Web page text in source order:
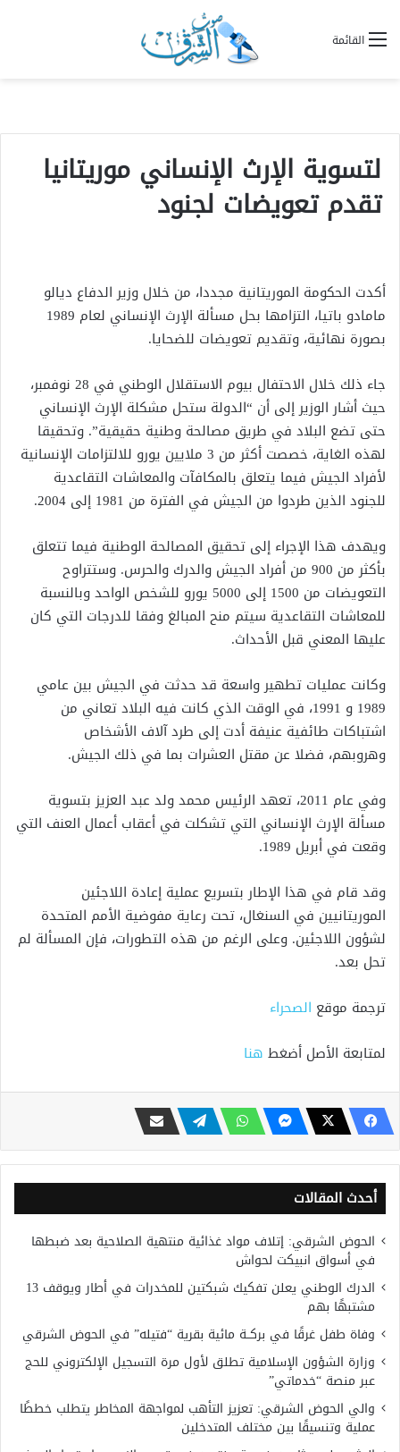
القائمة
لتسوية الإرث الإنساني موريتانيا
تقدم تعويضات لجنود
أكدت الحكومة الموريتانية مجددا، من خلال وزير الدفاع ديالو
مامادو باتيا، التزامها بحل مسألة الإرث الإنساني لعام 1989
بصورة نهائية، وتقديم تعويضات للضحايا.
جاء ذلك خلال الاحتفال بيوم الاستقلال الوطني في 28 نوفمبر،
حيث أشار الوزير إلى أن “الدولة ستحل مشكلة الإرث الإنساني
حتى تضع البلاد في طريق مصالحة وطنية حقيقية”. وتحقيقا
لهذه الغاية، خصصت أكثر من 3 ملايين يورو للالتزامات الإنسانية
لأفراد الجيش فيما يتعلق بالمكافآت والمعاشات التقاعدية
للجنود الذين طردوا من الجيش في الفترة من 1981 إلى 2004.
ويهدف هذا الإجراء إلى تحقيق المصالحة الوطنية فيما تتعلق
بأكثر من 900 من أفراد الجيش والدرك والحرس. وستتراوح
التعويضات من 1500 إلى 5000 يورو للشخص الواحد وبالنسبة
للمعاشات التقاعدية سيتم منح المبالغ وفقا للدرجات التي كان
عليها المعني قبل الأحداث.
وكانت عمليات تطهير واسعة قد حدثت في الجيش بين عامي
1989 و 1991، في الوقت الذي كانت فيه البلاد تعاني من
اشتباكات طائفية عنيفة أدت إلى طرد آلاف الأشخاص
وهروبهم، فضلا عن مقتل العشرات بما في ذلك الجيش.
وفي عام 2011، تعهد الرئيس محمد ولد عبد العزيز بتسوية
مسألة الإرث الإنساني التي تشكلت في أعقاب أعمال العنف التي
وقعت في أبريل 1989.
وقد قام في هذا الإطار بتسريع عملية إعادة اللاجئين
الموريتانيين في السنغال، تحت رعاية مفوضية الأمم المتحدة
لشؤون اللاجئين. وعلى الرغم من هذه التطورات، فإن المسألة لم
تحل بعد.
ترجمة موقع الصحراء
لمتابعة الأصل أضغط هنا
أحدث المقالات
الحوض الشرقي: إتلاف مواد غذائية منتهية الصلاحية بعد ضبطها
في أسواق انبيكت لحواش
الدرك الوطني يعلن تفكيك شبكتين للمخدرات في أطار ويوقف 13
مشتبهًا بهم
وفاة طفل غرقًا في بركــة مائية بقرية “فتيله” في الحوض الشرقي
وزارة الشؤون الإسلامية تطلق لأول مرة التسجيل الإلكتروني للحج
عبر منصة “خدماتي”
والي الحوض الشرقي: تعزيز التأهب لمواجهة المخاطر يتطلب خططًا
عملية وتنسيقًا بين مختلف المتدخلين